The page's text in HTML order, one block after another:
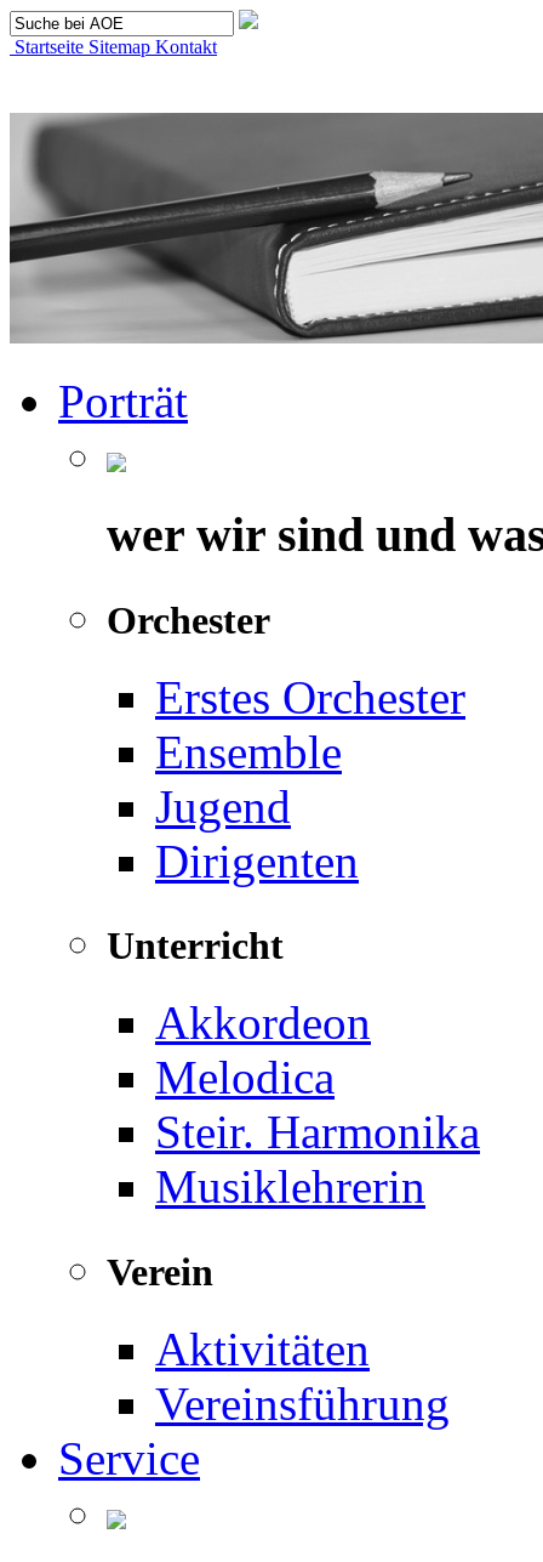
Startseite Sitemap Kontakt
Porträt
wer wir sind und
Orchester
Erstes Orchester
Ensemble
Jugend
Dirigenten
Unterricht
Akkordeon
Melodica
Steir. Harmonika
Musiklehrerin
Verein
Aktivitäten
Vereinsführung
Service